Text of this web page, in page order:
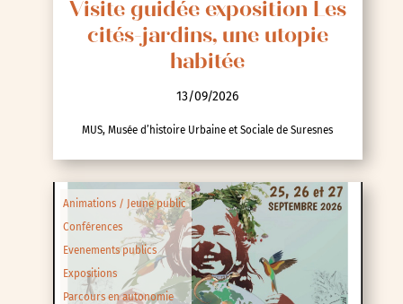
Visite guidée exposition Les
cités-jardins, une utopie
habitée
13/09/2026
MUS, Musée d’histoire Urbaine et Sociale de Suresnes
Animations / Jeune public
Conférences
Evenements publics
Expositions
Parcours en autonomie